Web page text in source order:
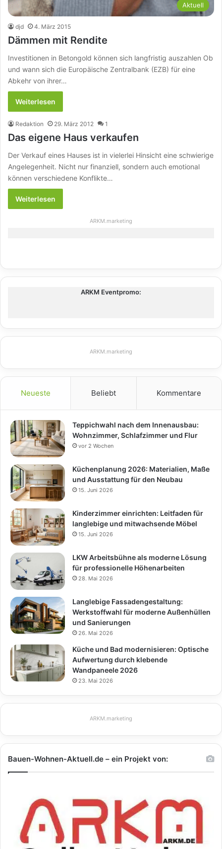
Aktuell
djd 4. März 2015
Dämmen mit Rendite
Investitionen in Betongold können sich langfristig auszahlen Ob
und wann sich die Europäische Zentralbank (EZB) für eine
Abkehr von ihrer…
Weiterlesen
Redaktion 29. März 2012 1
Das eigene Haus verkaufen
Der Verkauf eines Hauses ist in vielerlei Hinsicht eine schwierige
Angelegenheit. Nicht nur finanziell, sondern auch emotional
können verschiedene Konflikte…
Weiterlesen
ARKM.marketing
ARKM Eventpromo:
ARKM.marketing
Neueste Beliebt Kommentare
Teppichwahl nach dem Innenausbau:
Wohnzimmer, Schlafzimmer und Flur
vor 2 Wochen
Küchenplanung 2026: Materialien, Maße
und Ausstattung für den Neubau
15. Juni 2026
Kinderzimmer einrichten: Leitfaden für
langlebige und mitwachsende Möbel
15. Juni 2026
LKW Arbeitsbühne als moderne Lösung
für professionelle Höhenarbeiten
28. Mai 2026
Langlebige Fassadengestaltung:
Werkstoffwahl für moderne Außenhüllen
und Sanierungen
26. Mai 2026
Küche und Bad modernisieren: Optische
Aufwertung durch klebende
Wandpaneele 2026
23. Mai 2026
ARKM.marketing
Bauen-Wohnen-Aktuell.de – ein Projekt von: